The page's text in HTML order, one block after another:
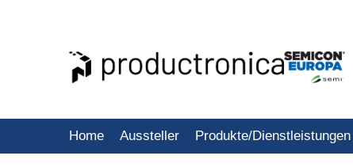
Home Aussteller Produkte/Dienstleistungen